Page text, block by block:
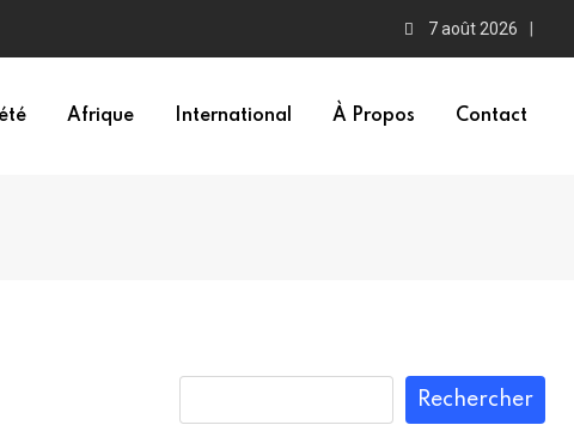
7 août 2026
Afrique International À Propos Contact
Rechercher